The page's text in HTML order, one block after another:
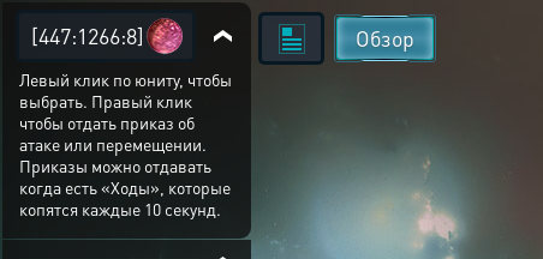
Обзор
[447:1266:8]
Левый клик по юниту, чтобы
выбрать. Правый клик
чтобы отдать приказ об
атаке или перемещении.
Приказы можно отдавать
когда есть «Ходы», которые
копятся каждые 10 секунд.